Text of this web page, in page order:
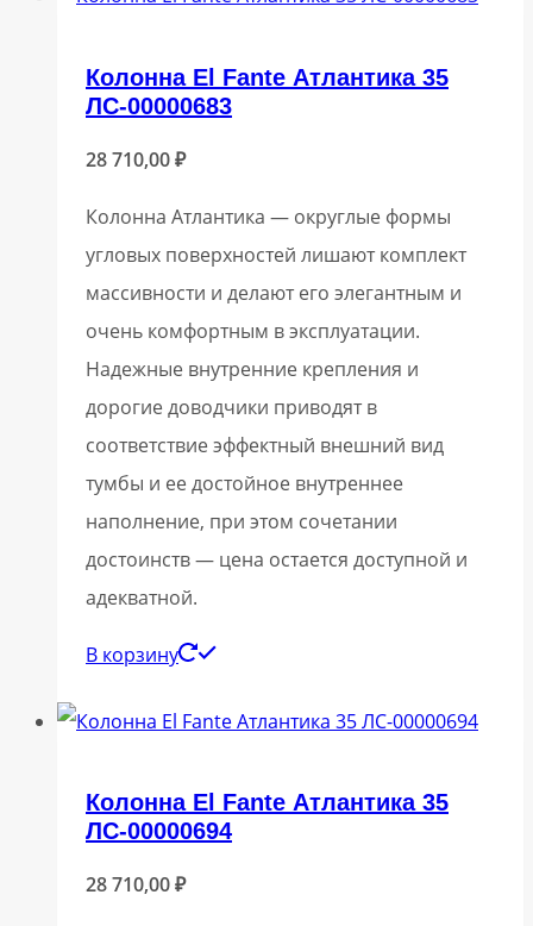
Колонна El Fante Атлантика 35
ЛС-00000683
28 710,00₽
Колонна Атлантика — округлые формы
угловых поверхностей лишают комплект
массивности и делают его элегантным и
очень комфортным в эксплуатации.
Надежные внутренние крепления и
дорогие доводчики приводят в
соответствие эффектный внешний вид
тумбы и ее достойное внутреннее
наполнение, при этом сочетании
достоинств — цена остается доступной и
адекватной.
В корзину
Колонна El Fante Атлантика 35
ЛС-00000694
28 710,00₽